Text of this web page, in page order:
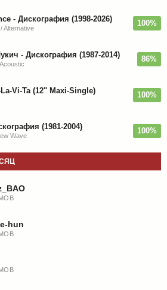
- Дискография (1998-2026)
Alternative
100%
- Дискография (1987-2014) 86%
Vi-Ta (12'' Maxi-Single) 100%
(1981-2004)
Wave
100%
hun